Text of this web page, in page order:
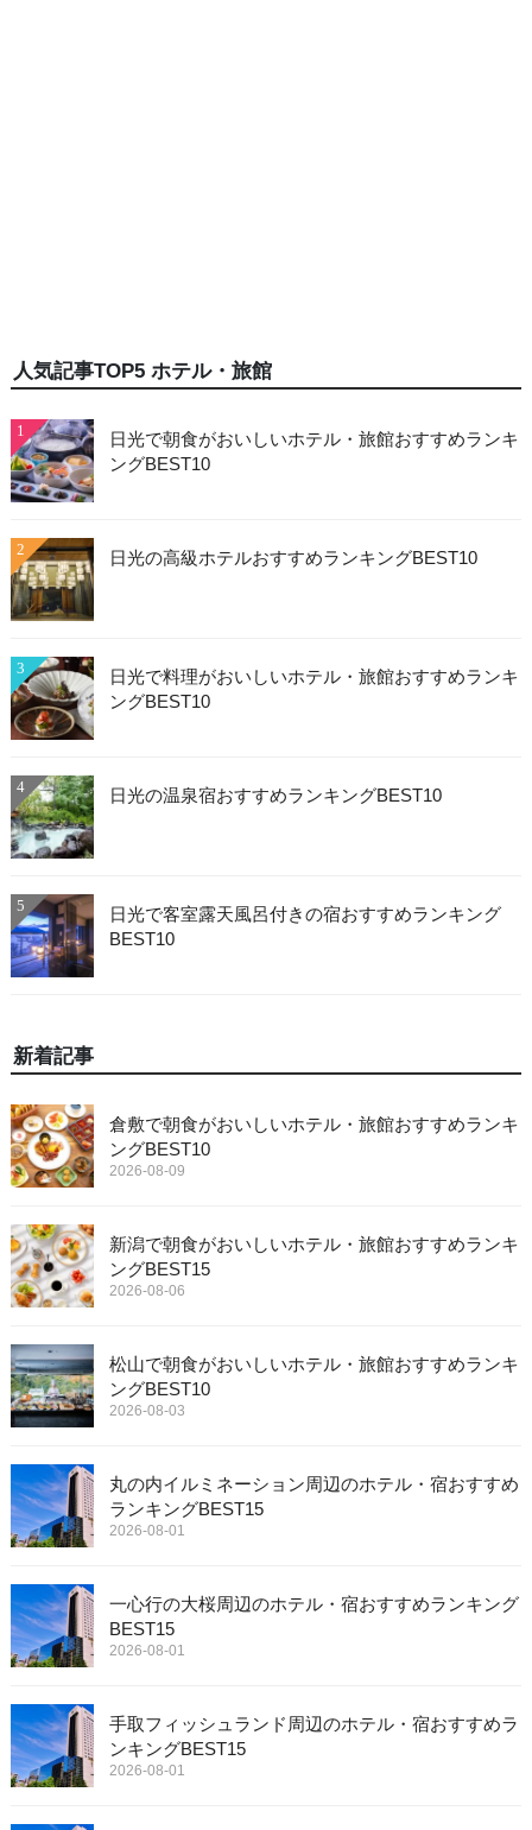
人気記事TOP5 ホテル・旅館
1
日光で朝食がおいしいホテル・旅館おすすめランキ
ングBEST10
2 日光の高級ホテルおすすめランキングBEST10
3
日光で料理がおいしいホテル・旅館おすすめランキ
ングBEST10
4 日光の温泉宿おすすめランキングBEST10
5
日光で客室露天風呂付きの宿おすすめランキング
BEST10
新着記事
倉敷で朝食がおいしいホテル・旅館おすすめランキ
ングBEST10
2026-08-09
新潟で朝食がおいしいホテル・旅館おすすめランキ
ングBEST15
2026-08-06
松山で朝食がおいしいホテル・旅館おすすめランキ
ングBEST10
2026-08-03
丸の内イルミネーション周辺のホテル・宿おすすめ
ランキングBEST15
2026-08-01
一心行の大桜周辺のホテル・宿おすすめランキング
BEST15
2026-08-01
手取フィッシュランド周辺のホテル・宿おすすめラ
ンキングBEST15
2026-08-01